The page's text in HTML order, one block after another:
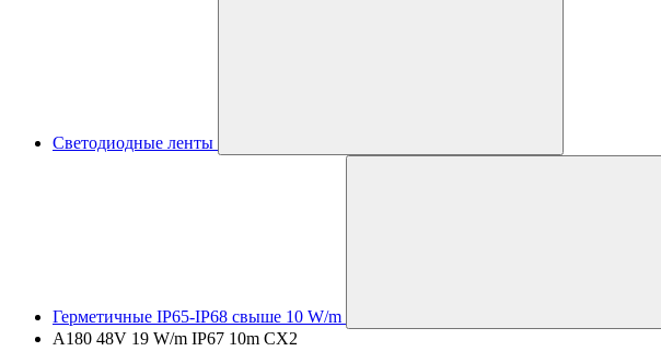
Светодиодные ленты
Герметичные IP65-IP68 свыше 10 W/m
A180 48V 19 W/m IP67 10m CX2